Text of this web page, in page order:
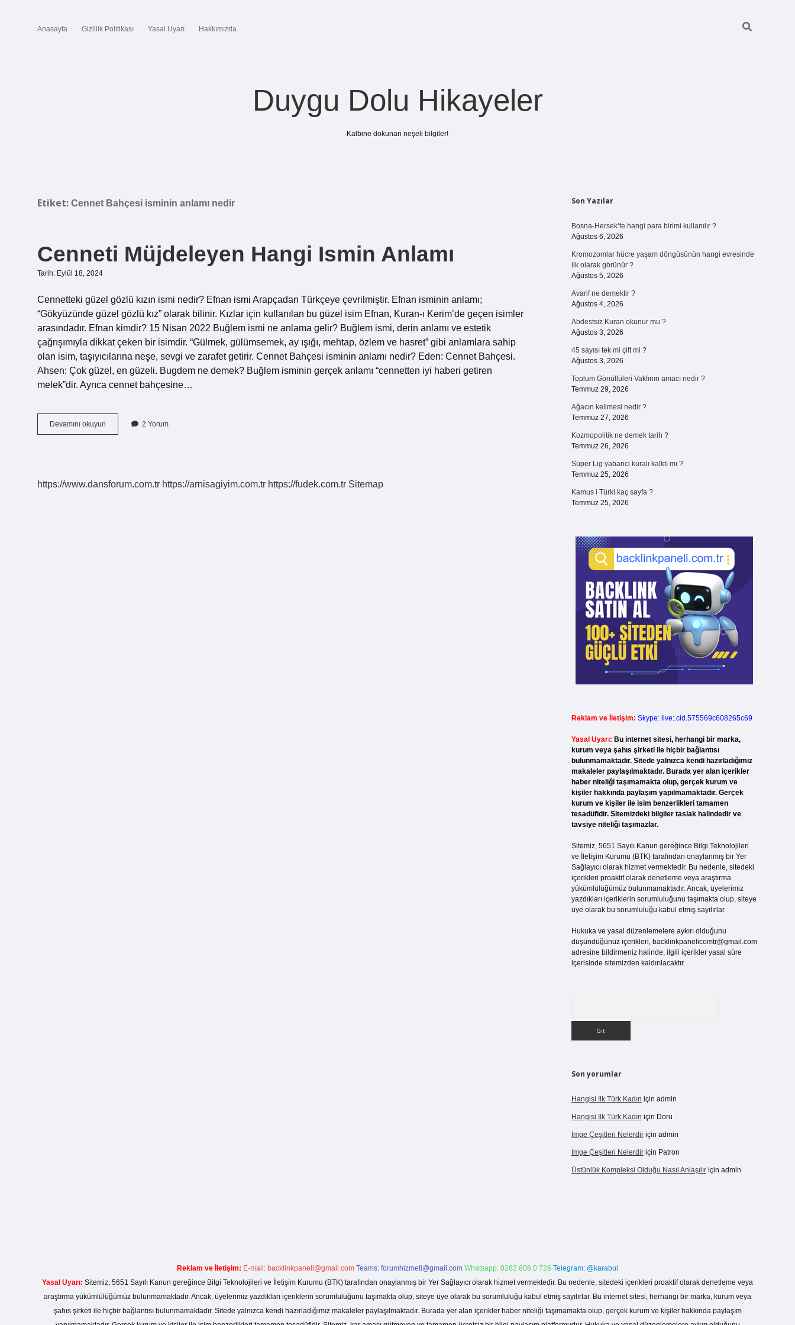
Anasayfa Gizlilik Politikası Yasal Uyarı Hakkımızda
Duygu Dolu Hikayeler
Kalbine dokunan neşeli bilgiler!
Etiket: Cennet Bahçesi isminin anlamı nedir
Cenneti Müjdeleyen Hangi Ismin Anlamı
Tarih: Eylül 18, 2024
Cennetteki güzel gözlü kızın ismi nedir? Efnan ismi Arapçadan Türkçeye çevrilmiştir. Efnan isminin anlamı;
“Gökyüzünde güzel gözlü kız” olarak bilinir. Kızlar için kullanılan bu güzel isim Efnan, Kuran-ı Kerim’de geçen isimler
arasındadır. Efnan kimdir? 15 Nisan 2022 Buğlem ismi ne anlama gelir? Buğlem ismi, derin anlamı ve estetik
çağrışımıyla dikkat çeken bir isimdir. “Gülmek, gülümsemek, ay ışığı, mehtap, özlem ve hasret” gibi anlamlara sahip
olan isim, taşıyıcılarına neşe, sevgi ve zarafet getirir. Cennet Bahçesi isminin anlamı nedir? Eden: Cennet Bahçesi.
Ahsen: Çok güzel, en güzeli. Bugdem ne demek? Buğlem isminin gerçek anlamı “cennetten iyi haberi getiren
melek”dir. Ayrıca cennet bahçesine…
Devamını okuyun
Müjdeleyen
2 Yorum
https://www.dansforum.com.tr https://arnisagiyim.com.tr https://fudek.com.tr Sitemap
Sidebar
Son Yazılar
Bosna-Hersek’te hangi para birimi kullanılır ?
Ağustos 6, 2026
Kromozomlar hücre yaşam döngüsünün hangi evresinde
ilk olarak görünür ?
Ağustos 5, 2026
Avarif ne demektir ?
Ağustos 4, 2026
Abdestsiz Kuran okunur mu ?
Ağustos 3, 2026
45 sayısı tek mi çift mi ?
Ağustos 3, 2026
Toplum Gönüllüleri Vakfının amacı nedir ?
Temmuz 29, 2026
Ağacın kelimesi nedir ?
Temmuz 27, 2026
Kozmopolitik ne demek tarih ?
Temmuz 26, 2026
Süper Lig yabanci kuralı kalktı mı ?
Temmuz 25, 2026
Kamus i Türki kaç sayfa ?
Temmuz 25, 2026
Reklam ve İletişim: Skype: live:.cid.575569c608265c69
Yasal Uyarı: Bu internet sitesi, herhangi bir marka,
kurum veya şahıs şirketi ile hiçbir bağlantısı
bulunmamaktadır. Sitede yalnızca kendi hazırladığımız
makaleler paylaşılmaktadır. Burada yer alan içerikler
haber niteliği taşımamakta olup, gerçek kurum ve
kişiler hakkında paylaşım yapılmamaktadır. Gerçek
kurum ve kişiler ile isim benzerlikleri tamamen
tesadüfidir. Sitemizdeki bilgiler taslak halindedir ve
tavsiye niteliği taşımazlar.
Sitemiz, 5651 Sayılı Kanun gereğince Bilgi Teknolojileri
ve İletişim Kurumu (BTK) tarafından onaylanmış bir Yer
Sağlayıcı olarak hizmet vermektedir. Bu nedenle, sitedeki
içerikleri proaktif olarak denetleme veya araştırma
yükümlülüğümüz bulunmamaktadır. Ancak, üyelerimiz
yazdıkları içeriklerin sorumluluğunu taşımakta olup, siteye
üye olarak bu sorumluluğu kabul etmiş sayılırlar.
Hukuka ve yasal düzenlemelere aykırı olduğunu
düşündüğünüz içerikleri, backlinkpanelicomtr@gmail.com
adresine bildirmeniz halinde, ilgili içerikler yasal süre
içerisinde sitemizden kaldırılacaktır.
Son yorumlar
Hangisi Ilk Türk Kadın için admin
Hangisi Ilk Türk Kadın için Doru
Imge Çeşitleri Nelerdiriçin admin
Imge Çeşitleri Nelerdiriçin Patron
Üstünlük Kompleksi Olduğu Nasıl Anlaşılıriçin admin
ilbet giriş
Reklam ve İletişim: E-mail: backlinkpaneli@gmail.com Teams: forumhizmeti@gmail.com Whatsapp: 0262 606 0 726 Telegram: @karabul
Yasal Uyarı: Sitemiz, 5651 Sayılı Kanun gereğince Bilgi Teknolojileri ve İletişim Kurumu (BTK) tarafından onaylanmış bir Yer Sağlayıcı olarak hizmet vermektedir. Bu nedenle, sitedeki içerikleri proaktif olarak denetleme veya
araştırma yükümlülüğümüz bulunmamaktadır. Ancak, üyelerimiz yazdıkları içeriklerin sorumluluğunu taşımakta olup, siteye üye olarak bu sorumluluğu kabul etmiş sayılırlar. Bu internet sitesi, herhangi bir marka, kurum veya
şahıs şirketi ile hiçbir bağlantısı bulunmamaktadır. Sitede yalnızca kendi hazırladığımız makaleler paylaşılmaktadır. Burada yer alan içerikler haber niteliği taşımamakta olup, gerçek kurum ve kişiler hakkında paylaşım